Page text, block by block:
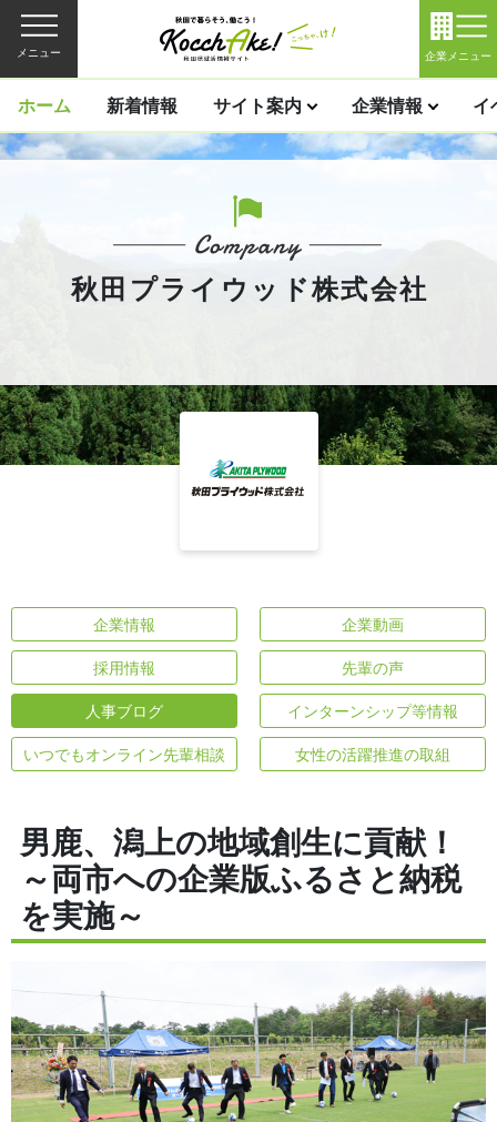
メニュー 企業メニュー
ホーム 新着情報 サイト案内 企業情報 イ
秋田プライウッド株式会社
企業情報 企業動画
採用情報 先輩の声
人事ブログ インターンシップ等情報
いつでもオンライン先輩相談 女性の活躍推進の取組
男鹿、潟上の地域創生に貢献！
～両市への企業版ふるさと納税
を実施～